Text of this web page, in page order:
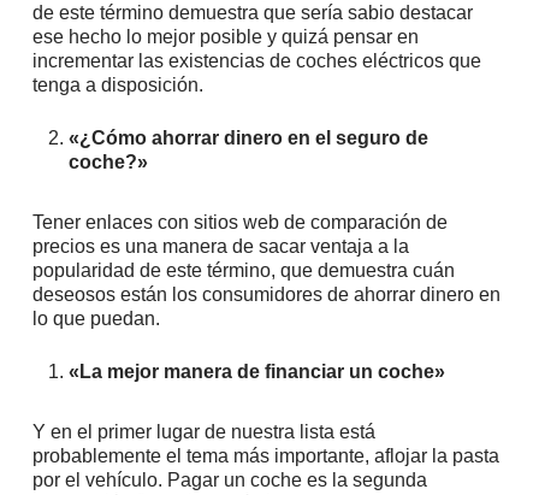
de este término demuestra que sería sabio destacar
ese hecho lo mejor posible y quizá pensar en
incrementar las existencias de coches eléctricos que
tenga a disposición.
«¿Cómo ahorrar dinero en el seguro de
coche?»
Tener enlaces con sitios web de comparación de
precios es una manera de sacar ventaja a la
popularidad de este término, que demuestra cuán
deseosos están los consumidores de ahorrar dinero en
lo que puedan.
«La mejor manera de financiar un coche»
Y en el primer lugar de nuestra lista está
probablemente el tema más importante, aflojar la pasta
por el vehículo. Pagar un coche es la segunda